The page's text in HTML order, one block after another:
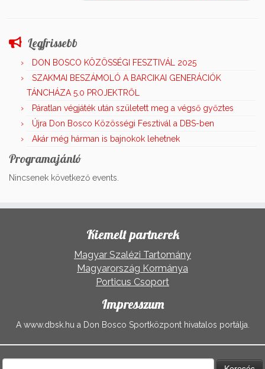
Legfrissebb
DON BOSCO KÖZÖSSÉGI FESZTIVÁL 2025
SZAKMAI BESZÁMOLÓ A BARCIKAI GENERÁCIÓK
TÁNCHÁZA 5.0 PROJEKTRŐL
Páratlan végjáték után született meg a végső győztes
Újra Don Bosco Közösségi Fesztivál a DBS-ben
Akár még hárman is bajnokok lehetnek
Programajánló
Nincsenek következő events.
Kiemelt partnerek
Magyar Szalézi Tartomány
Magyarország Kormánya
Porticus Csoport
Impresszum
A www.dbsk.hu a Don Bosco Sportközpont hivatalos portálja.